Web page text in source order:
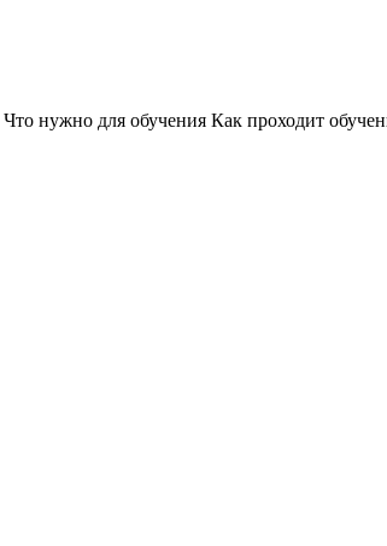
Что нужно для обучения Как проходит